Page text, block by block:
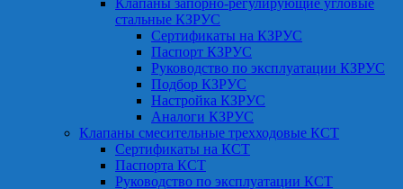
Клапаны запорно-регулирующие угловые
стальные КЗРУС
Сертификаты на КЗРУС
Паспорт КЗРУС
Руководство по эксплуатации КЗРУС
Подбор КЗРУС
Настройка КЗРУС
Аналоги КЗРУС
Клапаны смесительные трехходовые КСТ
Сертификаты на КСТ
Паспорта КСТ
Руководство по эксплуатации КСТ